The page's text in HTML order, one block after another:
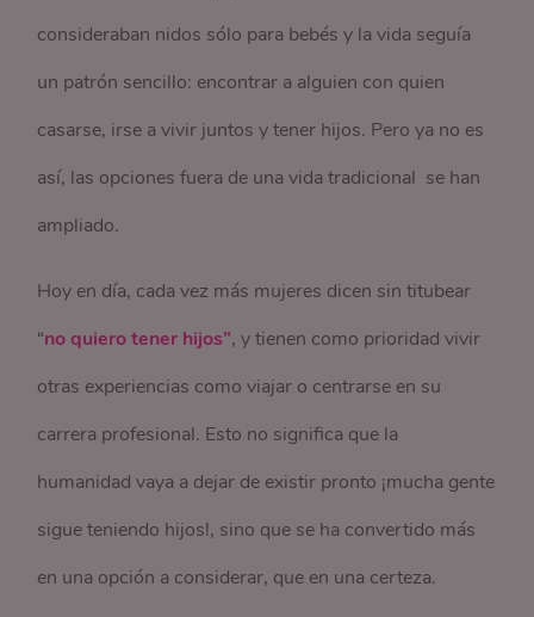
consideraban nidos sólo para bebés y la vida seguía
un patrón sencillo: encontrar a alguien con quien
casarse, irse a vivir juntos y tener hijos. Pero ya no es
así, las opciones fuera de una vida tradicional se han
ampliado.
Hoy en día, cada vez más mujeres dicen sin titubear
“no quiero tener hijos”, y tienen como prioridad vivir
otras experiencias como viajar o centrarse en su
carrera profesional. Esto no significa que la
humanidad vaya a dejar de existir pronto ¡mucha gente
sigue teniendo hijos!, sino que se ha convertido más
en una opción a considerar, que en una certeza.